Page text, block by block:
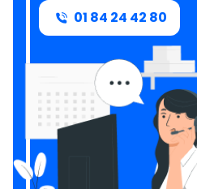
01 84 24 42 80